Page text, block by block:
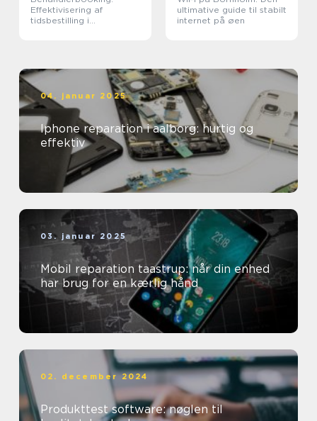
Effektivisering af
tidsbestilling i
ultimative guide til stabilt
internet på øen
04. januar 2025
Iphone reparation i aalborg: hurtig og
effektiv
03. januar 2025
Mobil reparation taastrup: når din enhed
har brug for en kærlig hånd
02. december 2024
Produkttest software: nøglen til